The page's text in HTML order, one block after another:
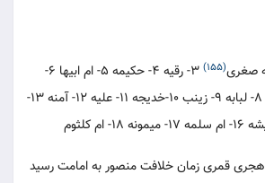
(155)
3- رقيه 4- حكيمه 5- ام ابيها 6-
رقيه صغرى 7- ام جعفر 8- لبابه 9- زينب 10-خديجه 11- عليه 12- آمنه 13-
آن بزرگوار در سال 148 هجرى قمرى زمان خلافت منصور به امامت رسيد